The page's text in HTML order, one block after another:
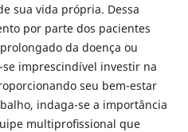
sua vida própria. Dessa
por parte dos pacientes
da doença ou
imprescindível investir na
seu bem-estar
indaga-se a importância
multiproﬁssional que